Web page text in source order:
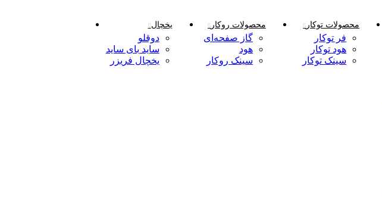
محصولات توکار
فر توکار
هود توکار
سینک توکار
محصولات روکار
گاز صفحه‌ای
هود
سینک روکار
یخچال
دوقلو
ساید بای ساید
یخچال فریزر